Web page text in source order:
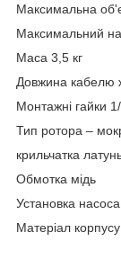
Максимальна
Максимальний
Маса 3,5 кг
Довжина кабелю
Монтажні гайки
Тип ротора –
крильчатка
Обмотка мідь
Установка
Матеріал